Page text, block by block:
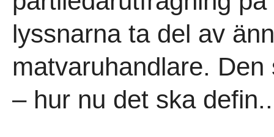
lyssnarna ta del av
matvaruhandlare.
– hur nu det ska defin..